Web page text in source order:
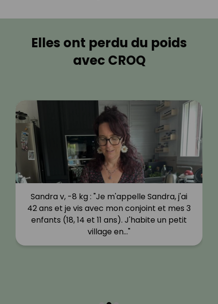
Elles ont perdu du poids
avec CROQ
Sandra v, -8 kg : "Je m'appelle Sandra, j'ai
42 ans et je vis avec mon conjoint et mes 3
enfants (18, 14 et 11 ans). J'habite un petit
village en…"